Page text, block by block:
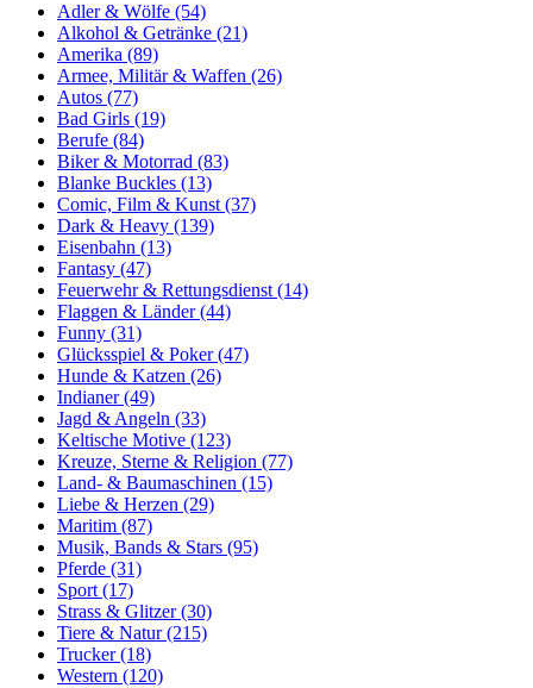
Adler & Wölfe (54)
Alkohol & Getränke (21)
Amerika (89)
Armee, Militär & Waffen (26)
Autos (77)
Bad Girls (19)
Berufe (84)
Biker & Motorrad (83)
Blanke Buckles (13)
Comic, Film & Kunst (37)
Dark & Heavy (139)
Eisenbahn (13)
Fantasy (47)
Feuerwehr & Rettungsdienst (14)
Flaggen & Länder (44)
Funny (31)
Glücksspiel & Poker (47)
Hunde & Katzen (26)
Indianer (49)
Jagd & Angeln (33)
Keltische Motive (123)
Kreuze, Sterne & Religion (77)
Land- & Baumaschinen (15)
Liebe & Herzen (29)
Maritim (87)
Musik, Bands & Stars (95)
Pferde (31)
Sport (17)
Strass & Glitzer (30)
Tiere & Natur (215)
Trucker (18)
Western (120)